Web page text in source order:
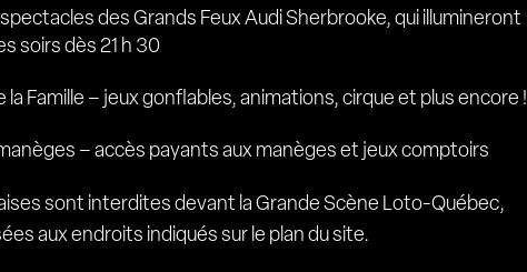
spectacles des Grands Feux Audi Sherbrooke, qui illumineront
soirs dès 21 h 30
la Famille – jeux gonflables, animations, cirque et plus encore !
– accès payants aux manèges et jeux comptoirs
sont interdites devant la Grande Scène Loto-Québec,
aux endroits indiqués sur le plan du site.